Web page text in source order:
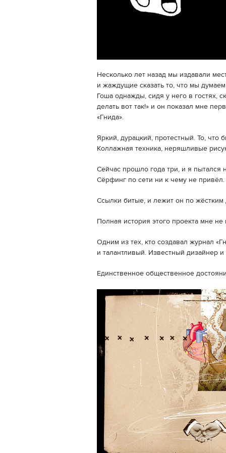
Несколько лет назад мы издавали
и жаждущие сказать то, что мы
Гоша однажды, сидя у него в гостях,
делать вот так!» и он показал мне
«Гнида».
Яркий, дурацкий, протестный. То, что
Коллажная техника, неряшливые
Сейчас прошло года три, и я пытался
Сёрфинг по сети ни к чему не привёл.
Ссылки битые, и лежит он по жёстким
Полная история этого проекта мне не
Одним из тех, кто создавал журнал
и талантливый. Известный дизайнер и
Единственное общественное